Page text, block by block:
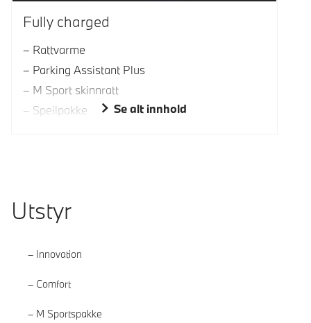
Fully charged
Rattvarme
Parking Assistant Plus
M Sport skinnratt
Speilpakke
Se alt innhold
Utstyr
Innovation
Comfort
M Sportspakke